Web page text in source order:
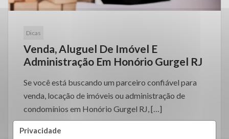
Privacidade
Dicas
Venda, Aluguel De Imóvel E
Administração Em Honório Gurgel RJ
Se você está buscando um parceiro confiável para
venda, locação de imóveis ou administração de
condomínios em Honório Gurgel RJ, […]